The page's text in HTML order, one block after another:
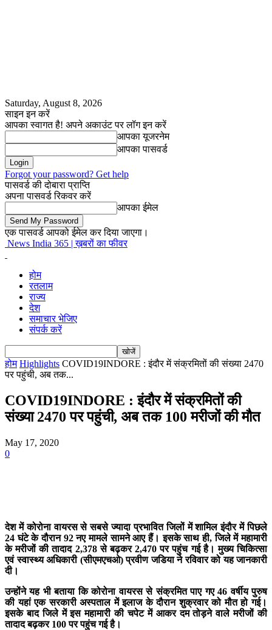
Saturday, August 8, 2026
साइन इन करें
आपका स्वागत है! अपने अकाउंट पर लॉग इन करें
आपका यूजरनेम
आपका पासवर्ड
Forgot your password? Get help
पासवर्ड की दोबारा प्राप्ति
अपना पासवर्ड रिकवर करें
आपका ईमेल
एक पासवर्ड आपको ईमेल कर दिया जाएगा।
News India 365 | ख़बरों का फीवर
होम
रतलाम
राज्य
देश
समाचार भेजिए
संपर्क करें
होम Highlights COVID19INDORE : इंदौर में संक्रमितों की संख्या 2470
पर पहुंची, अब तक...
COVID19INDORE : इंदौर में संक्रमितों की
संख्या 2470 पर पहुंची, अब तक 100 मरीजों की मौत
May 17, 2020
0
देश में कोरोना वायरस से सबसे ज्यादा प्रभावित जिलों में शामिल इंदौर में पिछले
24 घंटे के दौरान 92 नए मामले सामने आए हैं। इसके साथ ही, जिले में महामारी
के मरीजों की तादाद 2,378 से बढ़कर 2,470 पर पहुंच गई है। मुख्य चिकित्सा
एवं स्वास्थ्य अधिकारी (सीएमएचओ) प्रवीण जडिया ने रविवार को यह जानकारी
दी।
उन्होंने यह भी बताया कि कोरोना वायरस से संक्रमित पाए गए 46 वर्षीय पुरुष
की यहां एक सरकारी अस्पताल में इलाज के दौरान शुक्रवार को मौत हो गई।
इसके बाद जिले में इस महामारी की चपेट में आकर दम तोड़ने वाले मरीजों की
तादाद बढ़कर 100 पर पहुंच गई है।